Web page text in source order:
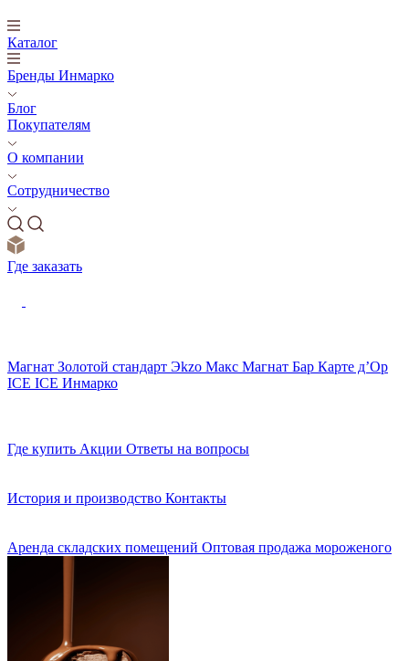
Каталог
Бренды Инмарко
Блог
Покупателям
О компании
Сотрудничество
Где заказать
Магнат Золотой стандарт Эkzо Макс Магнат Бар Карте д’Ор
ICE ICE Инмарко
Где купить Акции Ответы на вопросы
История и производство Контакты
Аренда складских помещений Оптовая продажа мороженого